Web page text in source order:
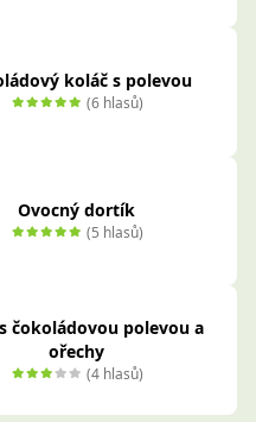
koláč s polevou
(6 hlasů)
Ovocný dortík
(5 hlasů)
čokoládovou polevou a
ořechy
(4 hlasů)